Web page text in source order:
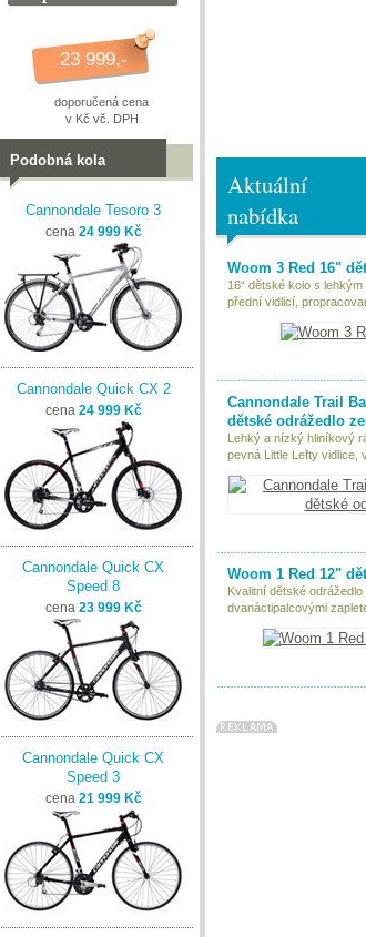
23 999,-
doporučená cena
v Kč vč. DPH
Podobná kola
Cannondale Tesoro 3
cena 24 999 Kč
Cannondale Quick CX 2
cena 24 999 Kč
Cannondale Quick CX
Speed 8
cena 23 999 Kč
Cannondale Quick CX
Speed 3
cena 21 999 Kč
Aktuální
nabídka
Woom 3 Red 16"
16“ dětské kolo s
přední vidlicí,
Cannondale Trail
dětské odrážedlo
Lehký a nízký hliníkový
pevná Little Lefty vidlice,
Woom 1 Red 12"
Kvalitní dětské
dvanáctipalcovými